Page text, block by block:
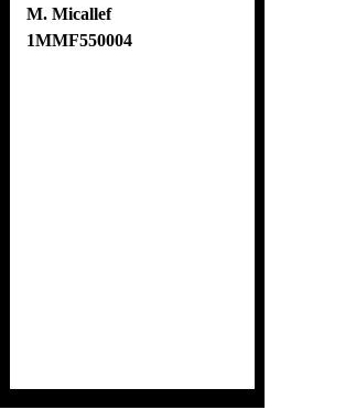
M. Micallef
1MMF550004